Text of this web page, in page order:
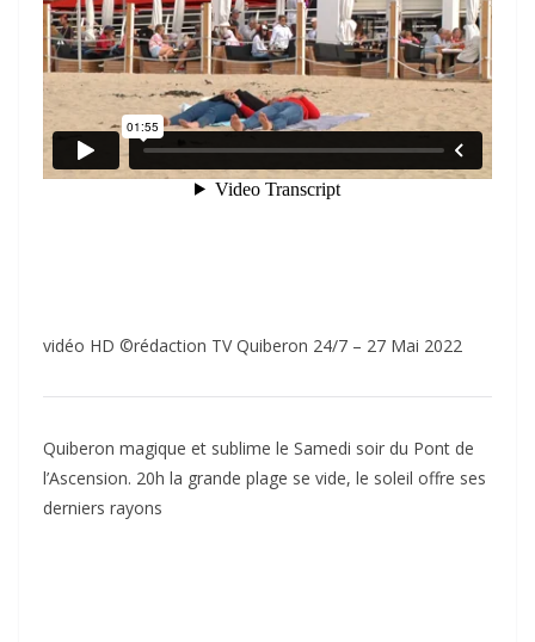
vidéo HD ©rédaction TV Quiberon 24/7 – 27 Mai 2022
Quiberon magique et sublime le Samedi soir du Pont de
l’Ascension. 20h la grande plage se vide, le soleil offre ses
derniers rayons